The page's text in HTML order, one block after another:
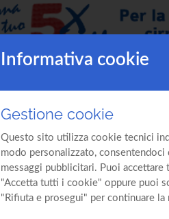
Informativa cookie
Gestione cookie
Questo sito utilizza cookie tecnici
modo personalizzato,
messaggi pubblicitari. Puoi
"Accetta tutti i cookie" oppure puoi
"Rifiuta e prosegui" per continuare